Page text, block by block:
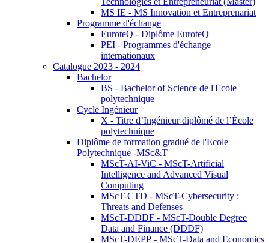
MS IE - MS Innovation et Entreprenariat
Programme d'échange
EuroteQ - Diplôme EuroteQ
PEI - Programmes d'échange
internationaux
Catalogue 2023 - 2024
Bachelor
BS - Bachelor of Science de l'Ecole
polytechnique
Cycle Ingénieur
X - Titre d’Ingénieur diplômé de l’École
polytechnique
Diplôme de formation gradué de l'Ecole
Polytechnique -MSc&T
MScT-AI-ViC - MScT-Artificial
Intelligence and Advanced Visual
Computing
MScT-CTD - MScT-Cybersecurity :
Threats and Defenses
MScT-DDDF - MScT-Double Degree
Data and Finance (DDDF)
MScT-DEPP - MScT-Data and Economics